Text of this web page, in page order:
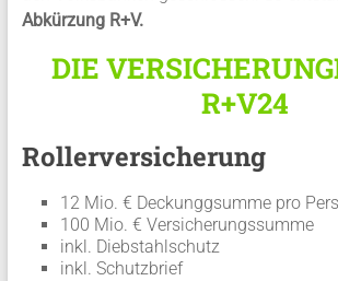
Abkürzung R+V.
DIE
R+V24
Rollerversicherung
12 Mio. € Deckunggsumme pro
100 Mio. € Versicherungssumme
inkl. Diebstahlschutz
inkl. Schutzbrief